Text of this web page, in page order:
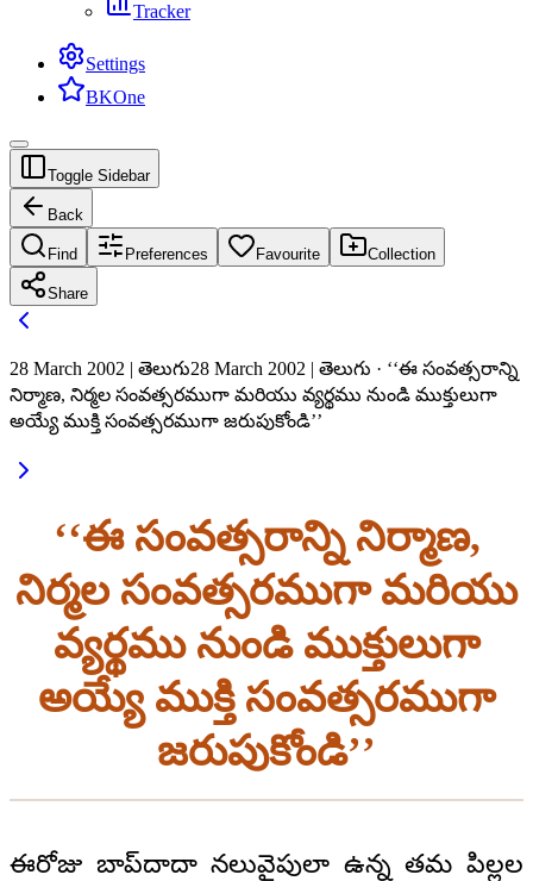
Tracker
Settings
BKOne
Toggle Sidebar
Back
Find Preferences Favourite Collection
Share
28 March 2002 | తెలుగు28 March 2002 | తెలుగు · ‘‘ఈ సంవత్సరాన్ని
నిర్మాణ, నిర్మల సంవత్సరముగా మరియు వ్యర్థము నుండి ముక్తులుగా
అయ్యే ముక్తి సంవత్సరముగా జరుపుకోండి’’
‘‘ఈ సంవత్సరాన్ని నిర్మాణ,
నిర్మల సంవత్సరముగా మరియు
వ్యర్థము నుండి ముక్తులుగా
అయ్యే ముక్తి సంవత్సరముగా
జరుపుకోండి’’
ఈరోజు బాప్‌దాదా నలువైపులా ఉన్న తమ పిల్లల